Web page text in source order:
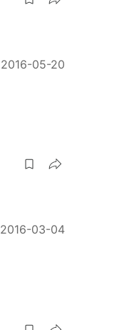
2016-05-20
2016-03-04